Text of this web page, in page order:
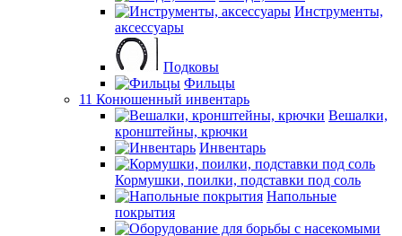
Инструменты,
аксессуары
Подковы
Фильцы
11 Конюшенный инвентарь
Вешалки,
кронштейны, крючки
Инвентарь
Кормушки, поилки, подставки под соль
Напольные
покрытия